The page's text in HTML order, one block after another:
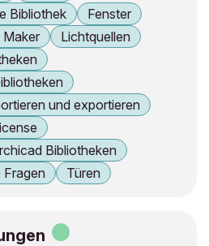
Bibliothek
Fenster
Maker
Lichtquellen
und exportieren
Bibliotheken
Fragen
Türen